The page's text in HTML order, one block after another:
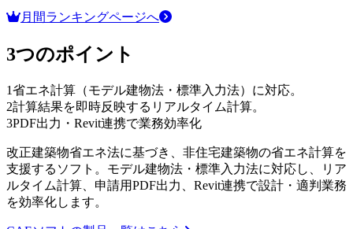
月間ランキングページへ
3つのポイント
1省エネ計算（モデル建物法・標準入力法）に対応。
2計算結果を即時反映するリアルタイム計算。
3PDF出力・Revit連携で業務効率化
改正建築物省エネ法に基づき、非住宅建築物の省エネ計算を
支援するソフト。モデル建物法・標準入力法に対応し、リア
ルタイム計算、申請用PDF出力、Revit連携で設計・適判業務
を効率化します。